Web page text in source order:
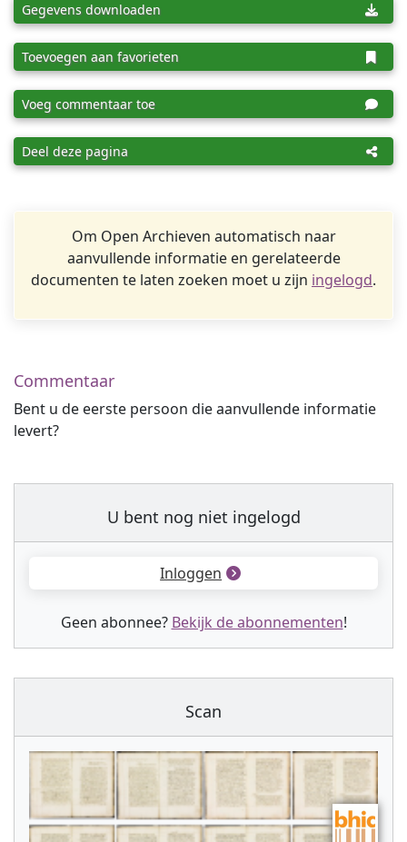
Gegevens downloaden
Toevoegen aan favorieten
Voeg commentaar toe
Deel deze pagina
Om Open Archieven automatisch naar
aanvullende informatie en gerelateerde
documenten te laten zoeken moet u zijn ingelogd.
Commentaar
Bent u de eerste persoon die aanvullende informatie
levert?
U bent nog niet ingelogd
Inloggen
Geen abonnee? Bekijk de abonnementen!
Scan